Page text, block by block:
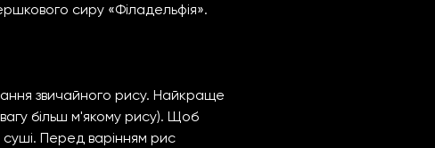
сиру «Філадельфія».
звичайного рису. Найкраще
більш м'якому рису). Щоб
Перед варінням рис